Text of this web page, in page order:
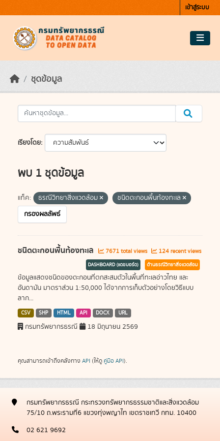
เข้าสู่ระบบ
ชุดข้อมูล
เรียงโดย
พบ 1 ชุดข้อมูล
แท็ค: ธรณีวิทยาสิ่งแวดล้อม
ชนิดตะกอนพื้นท้องทะเล
กรองผลลัพธ์
ชนิดตะกอนพื้นท้องทะเล 7671 total views 124 recent views
DASHBOARD (แดชบอร์ด) ด้านธรณีวิทยาสิ่งแวดล้อม
ข้อมูลแสดงชนิดของตะกอนที่ตกสะสมตัวในพื้นที่ทะเลอ่าวไทย และ
อันดามัน มาตราส่วน 1:50,000 ได้จากการเก็บตัวอย่างโดยวิธีแบบ
ลาก...
CSV SHP HTML API DOCX URL
กรมทรัพยากรธรณี 18 มิถุนายน 2569
คุณสามารถเข้าถึงคลังทาง API (ให้ดู คู่มือ API).
กรมทรัพยากรธรณี กระทรวงทรัพยากรธรรมชาติและสิ่งแวดล้อม
75/10 ถ.พระรามที่6 แขวงทุ่งพญาไท เขตราชเทวี กทม. 10400
02 621 9692